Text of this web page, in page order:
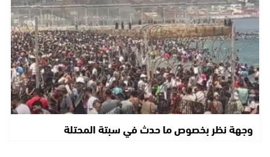
وجهة نظر بخصوص ما حدث في سبتة المحتلة